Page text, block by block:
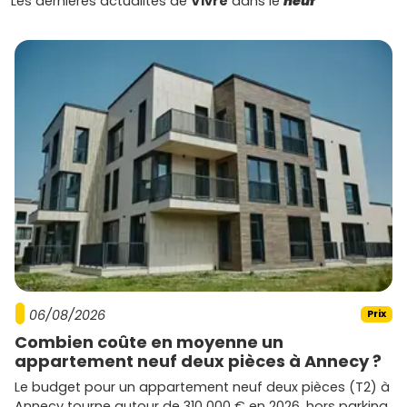
06/08/2026 Prix
Combien coûte en moyenne un
appartement neuf deux pièces à Annecy ?
Le budget pour un appartement neuf deux pièces (T2) à